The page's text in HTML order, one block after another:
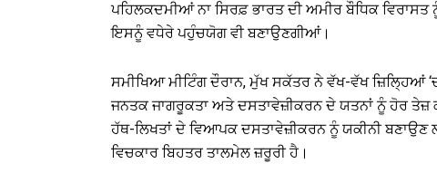
ਪਹਿਲਕਦਮੀਆਂ ਨਾ ਸਿਰਫ਼ ਭਾਰਤ ਦੀ ਅਮੀਰ ਬੌਧਿਕ
ਇਸਨੂੰ ਵਧੇਰੇ ਪਹੁੰਚਯੋਗ ਵੀ ਬਣਾਉਣਗੀਆਂ।
ਸਮੀਖਿਆ ਮੀਟਿੰਗ ਦੌਰਾਨ, ਮੁੱਖ ਸਕੱਤਰ ਨੇ ਵੱਖ-ਵੱਖ ਜ਼ਿਲ੍ਹਿਆਂ
ਜਨਤਕ ਜਾਗਰੂਕਤਾ ਅਤੇ ਦਸਤਾਵੇਜ਼ੀਕਰਨ ਦੇ ਯਤਨਾਂ ਨੂੰ ਹੋਰ ਤੇਜ਼
ਹੱਥ-ਲਿਖਤਾਂ ਦੇ ਵਿਆਪਕ ਦਸਤਾਵੇਜ਼ੀਕਰਨ ਨੂੰ ਯਕੀਨੀ ਬਣਾਉਣ
ਵਿਚਕਾਰ ਬਿਹਤਰ ਤਾਲਮੇਲ ਜ਼ਰੂਰੀ ਹੈ।